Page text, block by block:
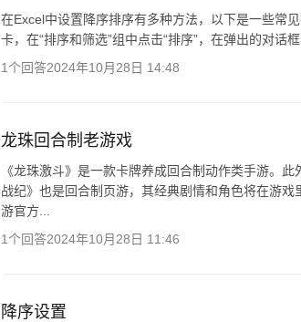
在Excel中设置降序排序有多种方法，以下是一些常
卡，在“排序和筛选”组中点击“排序”，在弹出的对话
1个回答2024年10月28日 14:48
龙珠回合制老游戏
《龙珠激斗》是一款卡牌养成回合制动作类手游。
战纪》也是回合制页游，其经典剧情和角色将在游
游官方...
1个回答2024年10月28日 11:46
降序设置